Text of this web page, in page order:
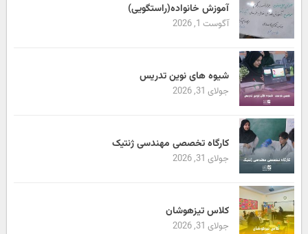
آموزش خانواده(راستگویی)
آگوست 1, 2026
شیوه های نوین تدریس
جولای 31, 2026
کارگاه تخصصی مهندسی ژنتیک
جولای 31, 2026
کلاس تیزهوشان
جولای 31, 2026